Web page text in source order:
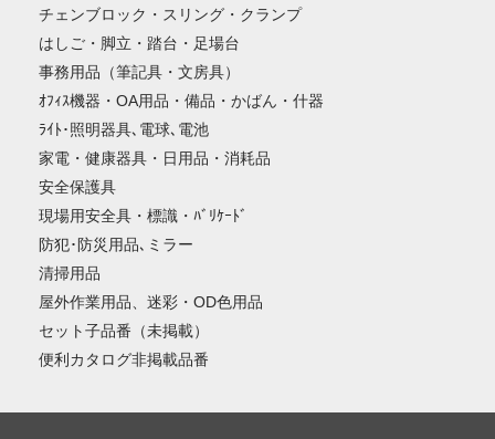
チェンブロック・スリング・クランプ
はしご・脚立・踏台・足場台
事務用品（筆記具・文房具）
ｵﾌｨｽ機器・OA用品・備品・かばん・什器
ﾗｲﾄ･照明器具､電球､電池
家電・健康器具・日用品・消耗品
安全保護具
現場用安全具・標識・ﾊﾞﾘｹｰﾄﾞ
防犯･防災用品､ミラー
清掃用品
屋外作業用品、迷彩・OD色用品
セット子品番（未掲載）
便利カタログ非掲載品番